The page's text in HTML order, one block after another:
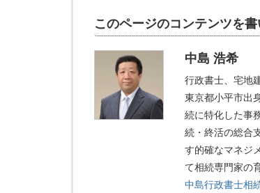
このページのコンテンツを
中島 浩希
行政書士、宅地
東京都小平市出
続に特化した事
続・終活の総合
す的確なマネジ
て相続専門家の
中島行政書士相